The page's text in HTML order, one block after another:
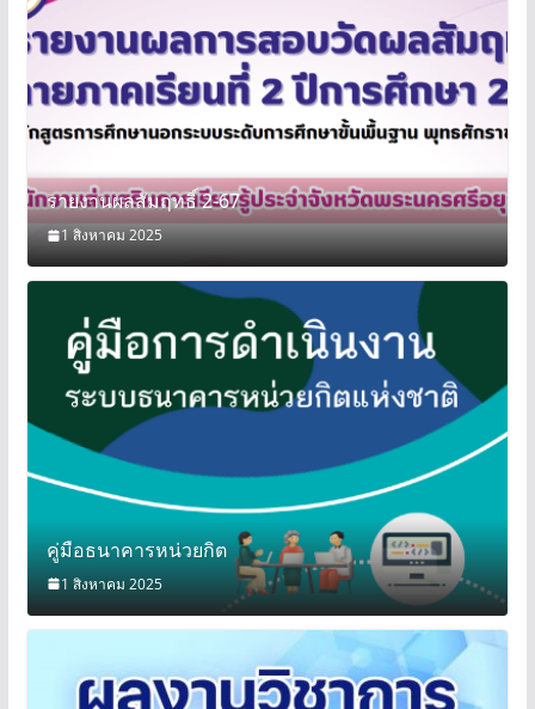
รายงานผลสัมฤทธิ์ 2-67
1 สิงหาคม 2025
คู่มือธนาคารหน่วยกิต
1 สิงหาคม 2025